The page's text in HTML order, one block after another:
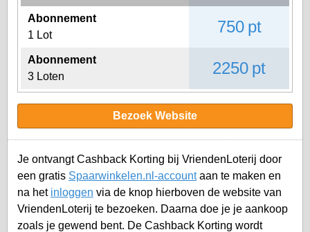
Abonnement
1 Lot
750 pt
Abonnement
3 Loten
2250 pt
Bezoek Website
Je ontvangt Cashback Korting bij VriendenLoterij door
een gratis Spaarwinkelen.nl-accountaan te maken en
na het inloggen via de knop hierboven de website van
VriendenLoterij te bezoeken. Daarna doe je je aankoop
zoals je gewend bent. De Cashback Korting wordt